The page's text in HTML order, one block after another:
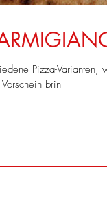
Pizza-
brin